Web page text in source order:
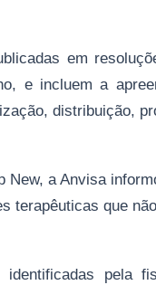
em
e incluem a
distribuição,
New, a Anvisa
terapêuticas que
identificadas pela